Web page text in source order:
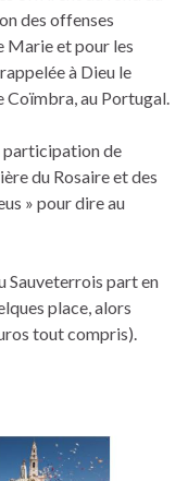
des offenses
Marie et pour les
à Dieu le
Coïmbra, au Portugal.
participation de
du Rosaire et des
» pour dire au
Sauveterrois part en
place, alors
tout compris).